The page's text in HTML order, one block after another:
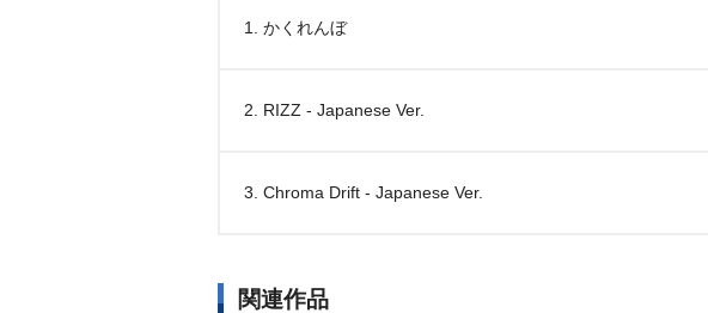
1. かくれんぼ
2. RIZZ - Japanese Ver.
3. Chroma Drift - Japanese Ver.
関連作品